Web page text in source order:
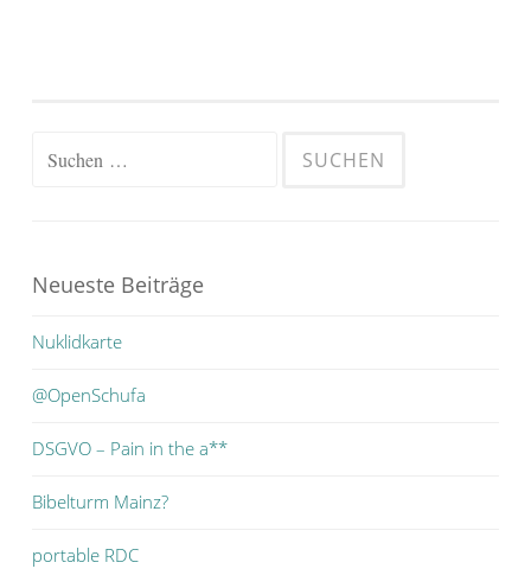
Suchen
Neueste Beiträge
Nuklidkarte
@OpenSchufa
DSGVO – Pain in the a**
Bibelturm Mainz?
portable RDC